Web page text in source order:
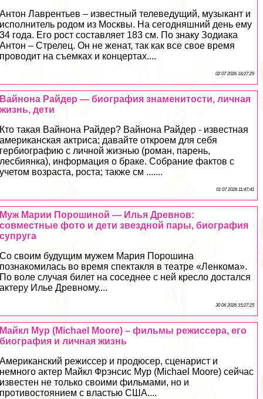
Антон Лаврентьев – известный телеведущий, музыкант и
исполнитель родом из Москвы. На сегодняшний день ему
34 года. Его рост составляет 183 см. По знаку Зодиака
Антон – Стрелец. Он не женат, так как все свое время
проводит на съемках и концертах....
02 07 2026 18:27:29
Вайнона Райдер — биография знаменитости, личная
жизнь, дети
Кто такая Вайнона Райдер? Вайнона Райдер - известная
американская актриса; давайте откроем для себя
гербиографию с личной жизнью (роман, парень,
лecбиянка), информация о бpaке. Собрание фактов с
учетом возраста, роста; также см .......
01 07 2026 11:47:41
Муж Марии Порошиной — Илья Древнов:
совместные фото и дети звездной пары, биография
супруга
Со своим будущим мужем Мария Порошина
познакомилась во время спектакля в театре «Ленкома».
По воле случая билет на соседнее с ней кресло достался
актеру Илье Древному....
30 06 2026 15:27:25
Майкл Мур (Michael Moore) – фильмы режиссера, его
биография и личная жизнь
Американский режиссер и продюсер, сценарист и
немного актер Майкл Фрэнсис Мур (Michael Moore) сейчас
известен не только своими фильмами, но и
противостоянием с властью США....